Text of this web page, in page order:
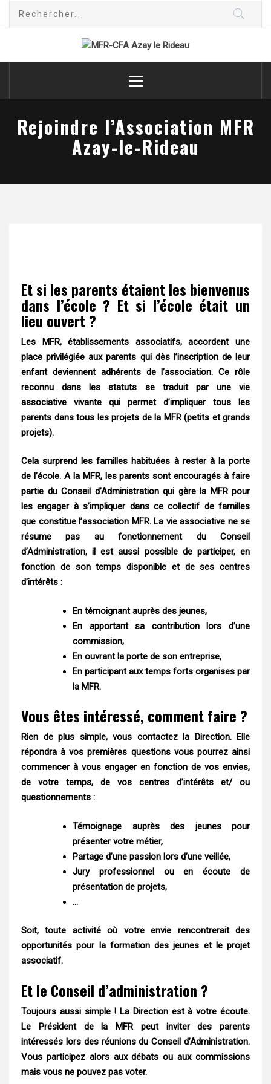
MFR-CFA Azay
le Rideau
Cultivons les réussites
Menu
Rejoindre l’Association MFR
Azay-le-Rideau
Et si les parents étaient les bienvenus
dans l’école ? Et si l’école était un
lieu ouvert ?
Les MFR, établissements associatifs, accordent une
place privilégiée aux parents qui dès l’inscription de leur
enfant deviennent adhérents de l’association. Ce rôle
reconnu dans les statuts se traduit par une vie
associative vivante qui permet d’impliquer tous les
parents dans tous les projets de la MFR (petits et grands
projets).
Cela surprend les familles habituées à rester à la porte
de l’école. A la MFR, les parents sont encouragés à faire
partie du Conseil d’Administration qui gère la MFR pour
les engager à s’impliquer dans ce collectif de familles
que constitue l’association MFR. La vie associative ne se
résume pas au fonctionnement du Conseil
d’Administration, il est aussi possible de participer, en
fonction de son temps disponible et de ses centres
d’intérêts :
En témoignant auprès des jeunes,
En apportant sa contribution lors d’une
commission,
En ouvrant la porte de son entreprise,
En participant aux temps forts organises par
la MFR.
Vous êtes intéressé, comment faire ?
Rien de plus simple, vous contactez la Direction. Elle
répondra à vos premières questions vous pourrez ainsi
commencer à vous engager en fonction de vos envies,
de votre temps, de vos centres d’intérêts et/ ou
questionnements :
Témoignage auprès des jeunes pour
présenter votre métier,
Partage d’une passion lors d’une veillée,
Jury professionnel ou en écoute de
présentation de projets,
…
Soit, toute activité où votre envie rencontrerait des
opportunités pour la formation des jeunes et le projet
associatif.
Et le Conseil d’administration ?
Toujours aussi simple ! La Direction est à votre écoute.
Le Président de la MFR peut inviter des parents
intéressés lors des réunions du Conseil d’Administration.
Vous participez alors aux débats ou aux commissions
mais vous ne pouvez pas voter.